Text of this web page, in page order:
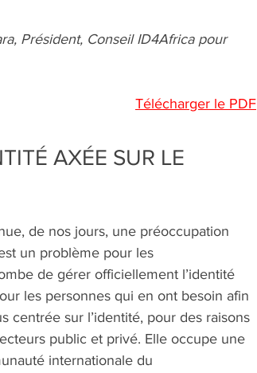
Président, Conseil ID4Africa pour
Télécharger le PDF
AXÉE SUR LE
de nos jours, une préoccupation
un problème pour les
de gérer officiellement l’identité
les personnes qui en ont besoin afin
centrée sur l’identité, pour des raisons
public et privé. Elle occupe une
internationale du